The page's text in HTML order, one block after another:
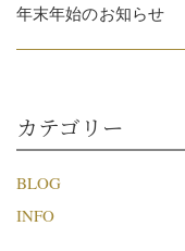
年末年始のお知らせ
カテゴリー
BLOG
INFO